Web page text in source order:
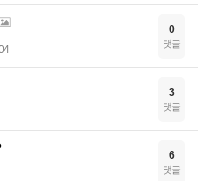
0
댓글
3
댓글
6
댓글